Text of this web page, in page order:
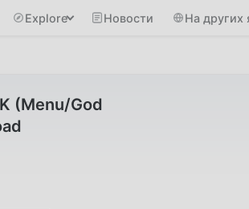
Explore Новости На других
(Menu/God